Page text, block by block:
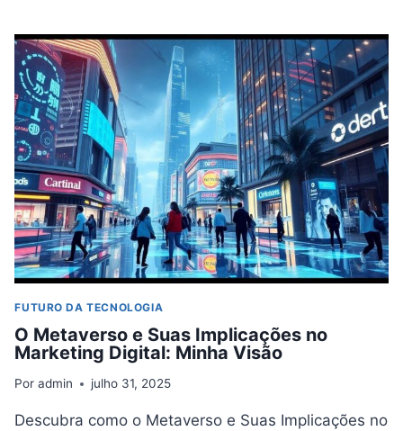
A
INOVAÇÃO
PODE
AJUDAR
O
MEIO
AMBIENTE
FUTURO DA TECNOLOGIA
O Metaverso e Suas Implicações no
Marketing Digital: Minha Visão
Por admin julho 31, 2025
Descubra como o Metaverso e Suas Implicações no